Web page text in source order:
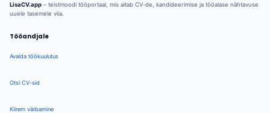
LisaCV.app – teistmoodi tööportaal, mis aitab CV-de, kandideerimise ja tööalase nähtavuse
uuele tasemele viia.
Tööandjale
Avalda töökuulutus
Otsi CV-sid
Kiirem värbamine